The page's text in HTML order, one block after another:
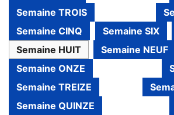
Semaine TROIS
Semaine CINQ
Semaine SIX
Semaine HUIT
Semaine NEUF
Semaine ONZE
Semaine TREIZE
Semaine QUINZE